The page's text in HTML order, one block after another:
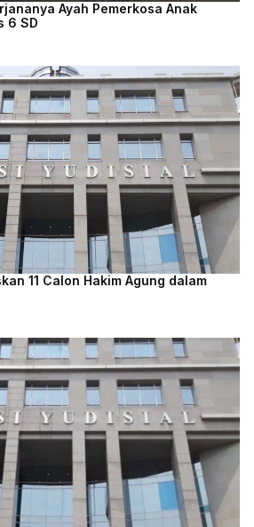
Ayah Pemerkosa Anak
6 SD
11 Calon Hakim Agung dalam